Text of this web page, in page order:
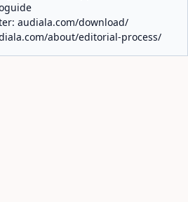
audiala.com/download/
about/editorial-process/